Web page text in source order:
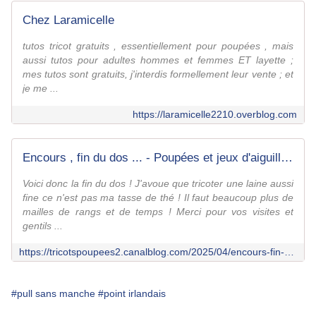
Chez Laramicelle
tutos tricot gratuits , essentiellement pour poupées , mais
aussi tutos pour adultes hommes et femmes ET layette ;
mes tutos sont gratuits, j'interdis formellement leur vente ; et
je me ...
https://laramicelle2210.overblog.com
Encours , fin du dos ... - Poupées et jeux d'aiguilles passionnément
Voici donc la fin du dos ! J'avoue que tricoter une laine aussi
fine ce n'est pas ma tasse de thé ! Il faut beaucoup plus de
mailles de rangs et de temps ! Merci pour vos visites et
gentils ...
#pull sans manche #point irlandais